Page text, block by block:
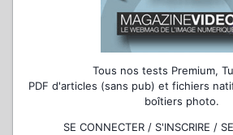
Tous nos tests Premium,
PDF d'articles (sans pub) et fichiers
boîtiers photo.
SE CONNECTER / S'INSCRIRE /